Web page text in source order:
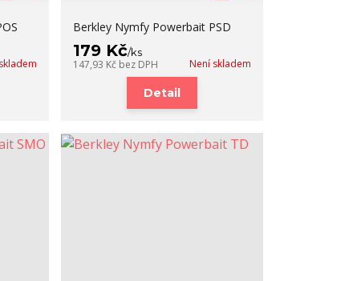
Berkley Nymfy Powerbait PSD
179 Kč/ks
147,93 Kč bez DPH Není skladem
Detail